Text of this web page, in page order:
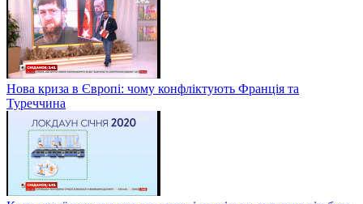
Нова криза в Європі: чому конфліктують Франція та
Туреччина